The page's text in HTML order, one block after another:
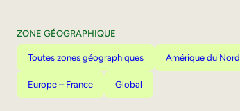
ZONE GÉOGRAPHIQUE
Toutes zones géographiques Amérique du Nord
Europe – France Global